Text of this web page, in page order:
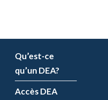
Qu’est-ce
qu’un DEA?
Accès DEA